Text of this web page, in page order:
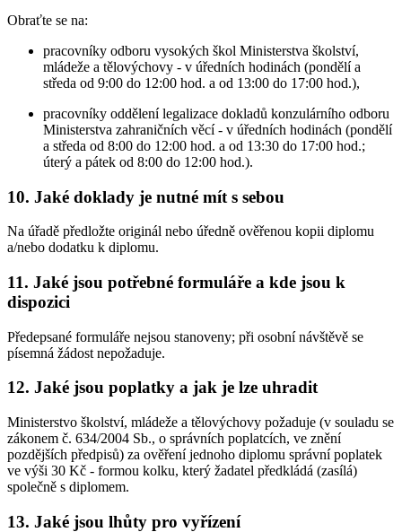
Obraťte se na:
pracovníky odboru vysokých škol Ministerstva školství,
mládeže a tělovýchovy - v úředních hodinách (pondělí a
středa od 9:00 do 12:00 hod. a od 13:00 do 17:00 hod.),
pracovníky oddělení legalizace dokladů konzulárního odboru
Ministerstva zahraničních věcí - v úředních hodinách (pondělí
a středa od 8:00 do 12:00 hod. a od 13:30 do 17:00 hod.;
úterý a pátek od 8:00 do 12:00 hod.).
10. Jaké doklady je nutné mít s sebou
Na úřadě předložte originál nebo úředně ověřenou kopii diplomu
a/nebo dodatku k diplomu.
11. Jaké jsou potřebné formuláře a kde jsou k
dispozici
Předepsané formuláře nejsou stanoveny; při osobní návštěvě se
písemná žádost nepožaduje.
12. Jaké jsou poplatky a jak je lze uhradit
Ministerstvo školství, mládeže a tělovýchovy požaduje (v souladu se
zákonem č. 634/2004 Sb., o správních poplatcích, ve znění
pozdějších předpisů) za ověření jednoho diplomu správní poplatek
ve výši 30 Kč - formou kolku, který žadatel předkládá (zasílá)
společně s diplomem.
13. Jaké jsou lhůty pro vyřízení